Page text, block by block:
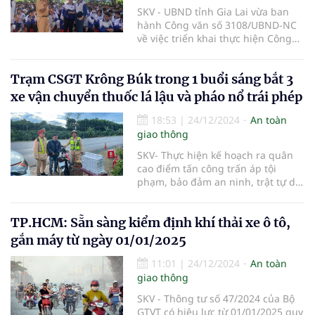
SKV - UBND tỉnh Gia Lai vừa ban
hành Công văn số 3108/UBND-NC
về việc triển khai thực hiện Công
phủ về nâng cao hiệu quả công tác
bảo đảm trật tự, an toàn giao
thông (TTATGT).
Trạm CSGT Krông Búk trong 1 buổi sáng bắt 3
xe vận chuyển thuốc lá lậu và pháo nổ trái phép
18:53 | 24/12/2024
An toàn
giao thông
SKV- Thực hiện kế hoạch ra quân
cao điểm tấn công trấn áp tội
phạm, bảo đảm an ninh, trật tự dịp
24/12, trạm Cảnh sát giao thông
Krông Búk thuộc phòng Cảnh sát
giao thông, Công an tỉnh Đắk Lắk
đã bắt 3 vụ vận chuyển 500 gói
thuốc lá lậu và hơn 28kg pháo nổ
trái phép.
TP.HCM: Sẵn sàng kiểm định khí thải xe ô tô,
gắn máy từ ngày 01/01/2025
11:01 | 24/12/2024
An toàn
giao thông
SKV - Thông tư số 47/2024 của Bộ
GTVT có hiệu lực từ 01/01/2025 quy